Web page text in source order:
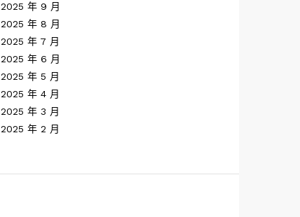
2025 年 9 月
2025 年 8 月
2025 年 7 月
2025 年 6 月
2025 年 5 月
2025 年 4 月
2025 年 3 月
2025 年 2 月